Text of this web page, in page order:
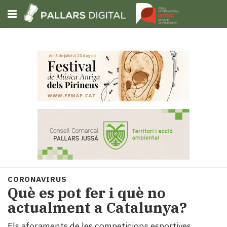
Subscriu-t'hi
Portada
Societat
Política
i
municipis
Economia
CORONAVIRUS
Què es pot fer i què no
actualment a Catalunya?